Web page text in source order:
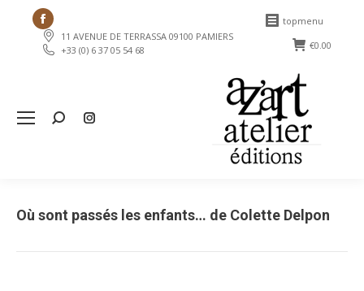
Facebook
page
opens
window
11 AVENUE DE TERRASSA 09100 PAMIERS
+33 (0) 6 37 05 54 68
topmenu
€0.00
Search:
Où sont passés les enfants… de Colette Delpon